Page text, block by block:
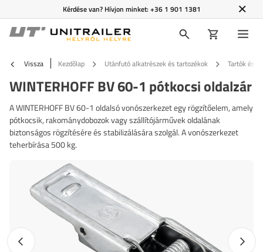
Kérdése van? Hívjon minket:+36 1 901 1381
Vissza Kezdőlap Utánfutó alkatrészek és tartozékok Tartók és
WINTERHOFF BV 60-1 pótkocsi oldalzár
A WINTERHOFF BV 60-1 oldalsó vonószerkezet egy rögzítőelem, amely
pótkocsik, rakománydobozok vagy szállítójárművek oldalának
biztonságos rögzítésére és stabilizálására szolgál. A vonószerkezet
teherbírása 500 kg.
Előző fotó